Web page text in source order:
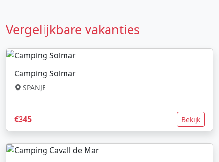
Vergelijkbare vakanties
Camping Solmar
SPANJE
€345 Bekijk